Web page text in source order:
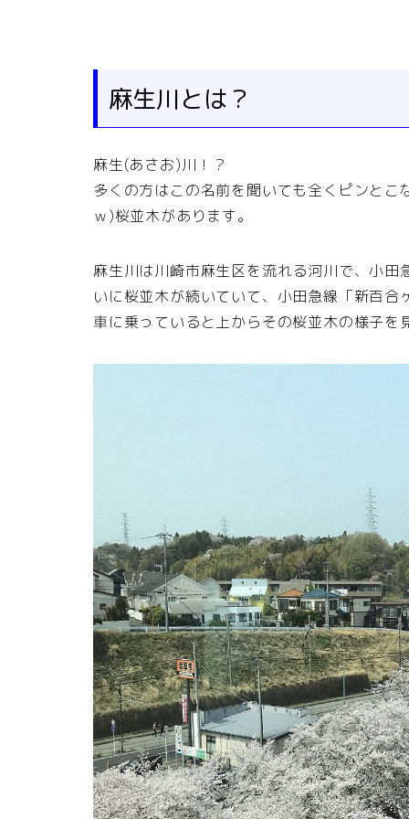
麻生川とは？
麻生(あさお)川！？
多くの方はこの名前を聞いても全くピンと
ｗ)桜並木があります。
麻生川は川崎市麻生区を流れる河川で、小
いに桜並木が続いていて、小田急線「新百
車に乗っていると上からその桜並木の様子を